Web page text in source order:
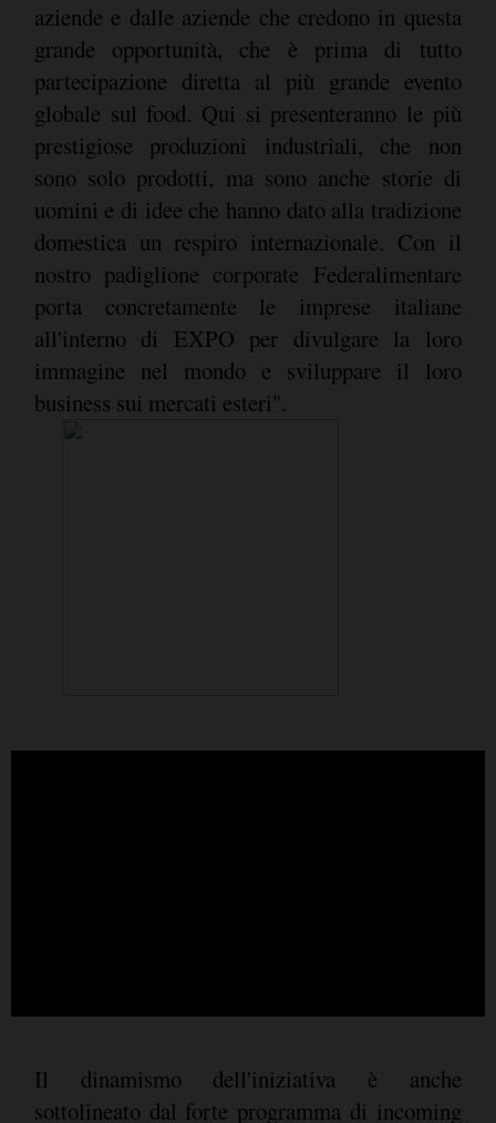
aziende e dalle aziende che credono in questa
grande opportunità, che è prima di tutto
partecipazione diretta al più grande evento
globale sul food. Qui si presenteranno le più
prestigiose produzioni industriali, che non
sono solo prodotti, ma sono anche storie di
uomini e di idee che hanno dato alla tradizione
domestica un respiro internazionale. Con il
nostro padiglione corporate Federalimentare
porta concretamente le imprese italiane
all'interno di EXPO per divulgare la loro
immagine nel mondo e sviluppare il loro
business sui mercati esteri".
Il dinamismo dell'iniziativa è anche
sottolineato dal forte programma di incoming